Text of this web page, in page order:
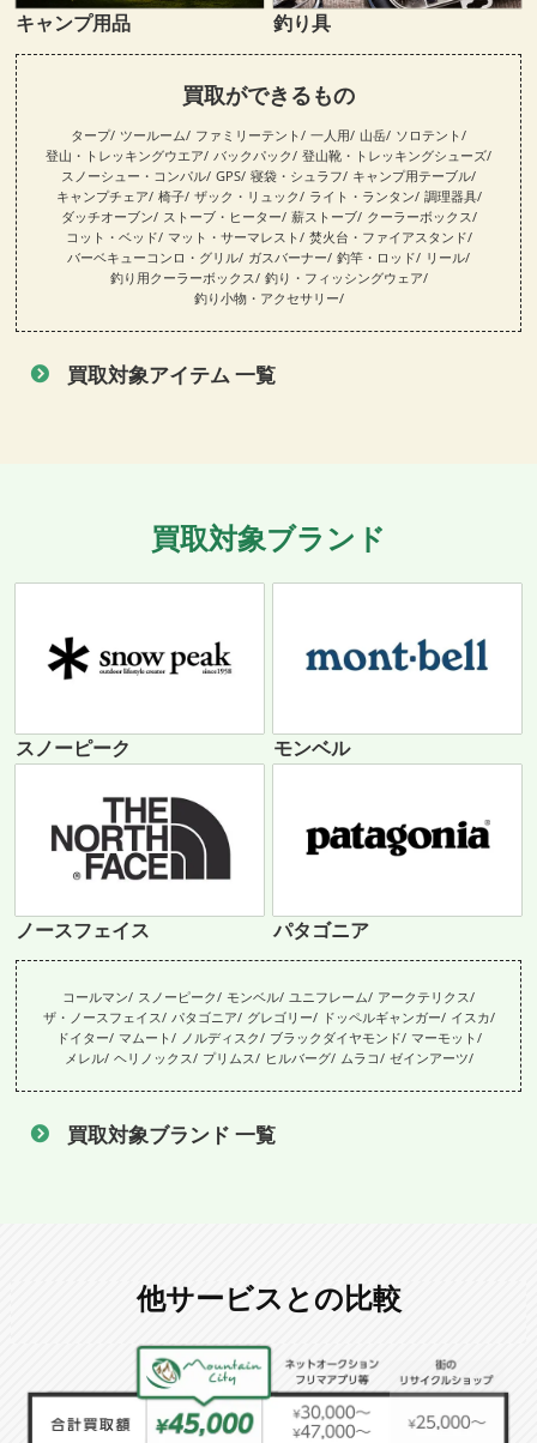
キャンプ用品 釣り具
買取ができるもの
タープ ツールーム ファミリーテント 一人用 山岳 ソロテント
登山・トレッキングウエア
バックパック
登山靴・トレッキングシューズ
スノーシュー・コンパル GPS 寝袋・シュラフ
キャンプ用テーブル
キャンプチェア 椅子 ザック・リュック ライト・ランタン 調理器具
ダッチオーブン
ストーブ・ヒーター 薪ストーブ
クーラーボックス
コット・ベッド
マット・サーマレスト
焚火台・ファイアスタンド
バーベキューコンロ・グリル ガスバーナー 釣竿・ロッド
リール
釣り用クーラーボックス
釣り・フィッシングウェア
釣り小物・アクセサリー
買取対象アイテム 一覧
買取対象ブランド
スノーピーク モンベル
ノースフェイス パタゴニア
コールマン スノーピーク モンベル ユニフレーム
アークテリクス
ザ・ノースフェイス パタゴニア グレゴリー ドッペルギャンガー
イスカ
ドイター
マムート ノルディスク ブラックダイヤモンド
マーモット
メレル ヘリノックス プリムス ヒルバーグ ムラコ ゼインアーツ
買取対象ブランド 一覧
他サービスとの比較